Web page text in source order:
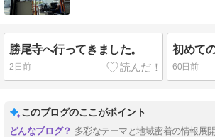
勝尾寺へ行ってきました。
2日前 60日前
このブログのここがポイント
多彩なテーマと地域密着の情報展開